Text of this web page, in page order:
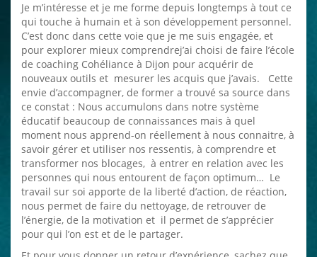
Je m’intéresse et je me forme depuis longtemps à tout ce
qui touche à humain et à son développement personnel.
C’est donc dans cette voie que je me suis engagée, et
pour explorer mieux comprendrej’ai choisi de faire l’école
de coaching Cohéliance à Dijon pour acquérir de
nouveaux outils et mesurer les acquis que j’avais. Cette
envie d’accompagner, de former a trouvé sa source dans
ce constat : Nous accumulons dans notre système
éducatif beaucoup de connaissances mais à quel
moment nous apprend-on réellement à nous connaitre, à
savoir gérer et utiliser nos ressentis, à comprendre et
transformer nos blocages, à entrer en relation avec les
personnes qui nous entourent de façon optimum… Le
travail sur soi apporte de la liberté d’action, de réaction,
nous permet de faire du nettoyage, de retrouver de
l’énergie, de la motivation et il permet de s’apprécier
pour qui l’on est et de le partager.